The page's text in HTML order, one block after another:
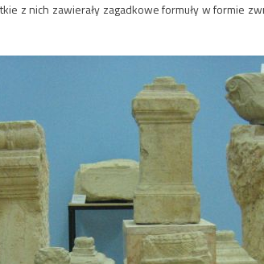
z nich zawierały zagadkowe formuły w formie